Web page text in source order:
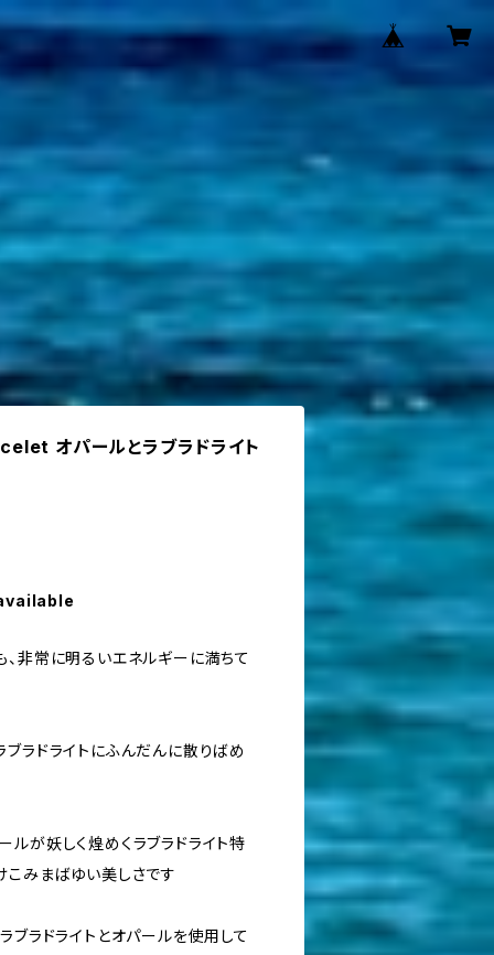
オパールとラブラドライト
非常に明るいエネルギーに満ちて
ラドライトにふんだんに散りばめ
が妖しく煌めくラブラドライト特
こみまばゆい美しさです
ラドライトとオパールを使用して